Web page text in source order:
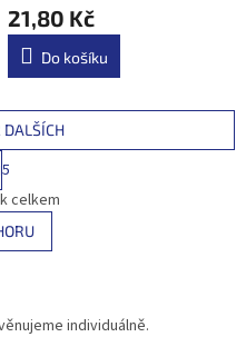
21,80 Kč
Do košíku
DALŠÍCH
5
celkem
individuálně.